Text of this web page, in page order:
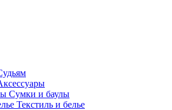
Сумки и баулы
Текстиль и белье